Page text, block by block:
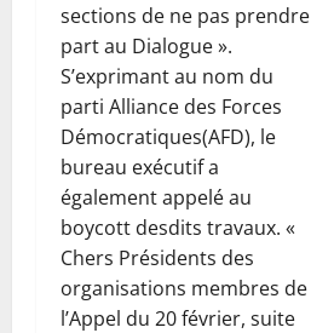
sections de ne pas prendre
part au Dialogue ».
S’exprimant au nom du
parti Alliance des Forces
Démocratiques(AFD), le
bureau exécutif a
également appelé au
boycott desdits travaux. «
Chers Présidents des
organisations membres de
l’Appel du 20 février, suite